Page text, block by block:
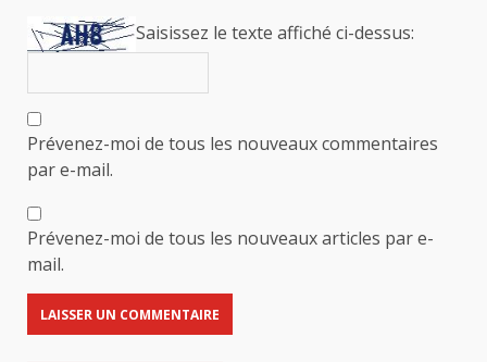
Saisissez le texte affiché ci-dessus:
Prévenez-moi de tous les nouveaux commentaires
par e-mail.
Prévenez-moi de tous les nouveaux articles par e-
mail.